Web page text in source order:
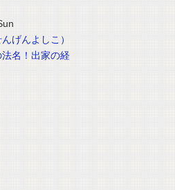
げんよしこ）
名！出家の経